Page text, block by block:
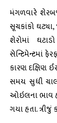
મંગળવારે
સૂચકાંકો
શેરોમાં
સેન્ટિમેન્ટમાં
કારણ દક્ષિણ
સમય સુધી
ઓઇલના ભાવ
ગયા હતા. ત્રીજું